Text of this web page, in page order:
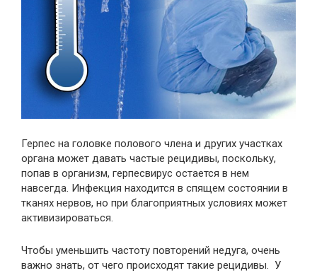
Герпес на головке полового члена и других участках
органа может давать частые рецидивы, поскольку,
попав в организм, герпесвирус остается в нем
навсегда. Инфекция находится в спящем состоянии в
тканях нервов, но при благоприятных условиях может
активизироваться.
Чтобы уменьшить частоту повторений недуга, очень
важно знать, от чего происходят такие рецидивы. У